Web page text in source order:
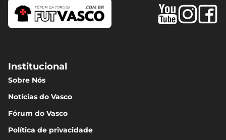
Institucional
Sobre Nós
Notícias do Vasco
Fórum do Vasco
Política de privacidade